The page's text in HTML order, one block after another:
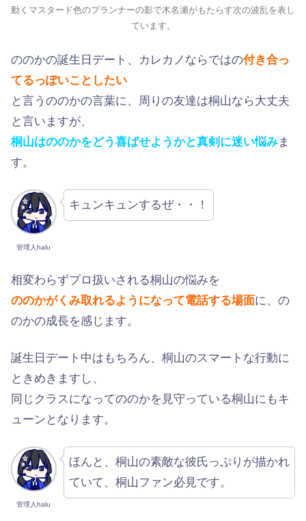
動くマスタード色のプランナーの影で木名瀬がもたらす次の波乱を表し
ています。
ののかの誕生日デート、カレカノならではの付き合っ
てるっぽいことしたい
と言うののかの言葉に、周りの友達は桐山なら大丈夫
と言いますが、
桐山はののかをどう喜ばせようかと真剣に迷い悩みま
す。
管理人halu
キュンキュンするぜ・・！
相変わらずプロ扱いされる桐山の悩みを
ののかがくみ取れるようになって電話する場面に、の
のかの成長を感じます。
誕生日デート中はもちろん、桐山のスマートな行動に
ときめきますし、
同じクラスになってののかを見守っている桐山にもキ
ューンとなります。
管理人halu
ほんと、桐山の素敵な彼氏っぷりが描かれ
ていて、桐山ファン必見です。